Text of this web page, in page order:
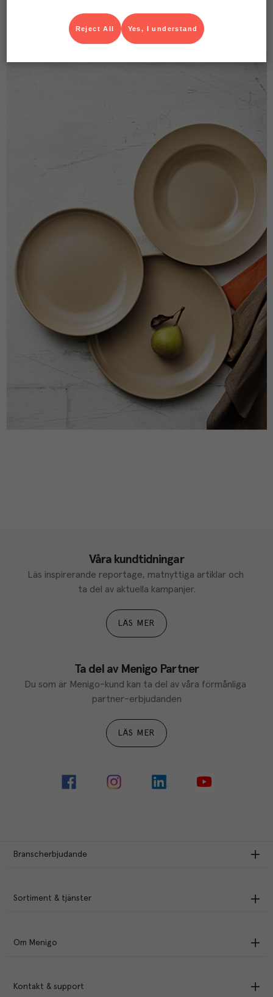
Våra kundtidningar
Läs inspirerande reportage, matnyttiga artiklar och
ta del av aktuella kampanjer.
LÄS MER
Ta del av Menigo Partner
Du som är Menigo-kund kan ta del av våra förmånliga
partner-erbjudanden
LÄS MER
Branscherbjudande
Sortiment & tjänster
Om Menigo
Kontakt & support
Yes, I understand
Reject All